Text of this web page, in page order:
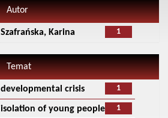
Autor
1
Szafrańska, Karina
Temat
1
developmental crisis
1
isolation of young people